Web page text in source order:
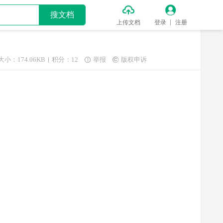
搜文档 
上传文档

登录 注册
小：174.06KB 积分：12  举报  版权申诉